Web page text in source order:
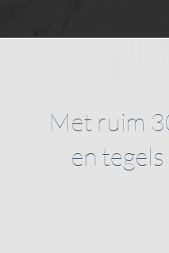
Met ruim
en